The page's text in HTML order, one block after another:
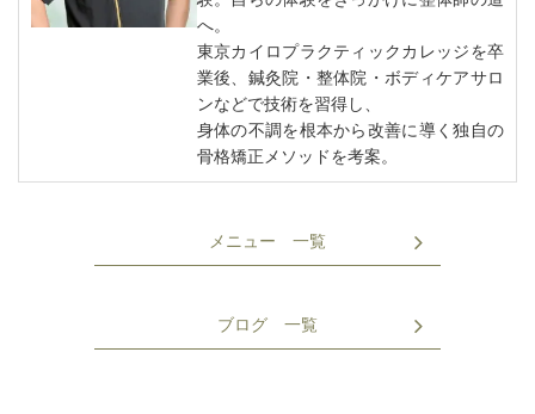
へ。
東京カイロプラクティックカレッジを卒
業後、鍼灸院・整体院・ボディケアサロ
ンなどで技術を習得し、
身体の不調を根本から改善に導く独自の
骨格矯正メソッドを考案。
メニュー 一覧
ブログ 一覧